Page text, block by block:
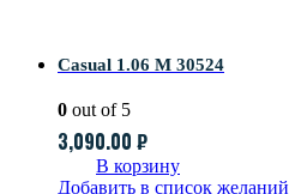
Casual 1.06 M 30524
0 out of 5
3,090.00 ₽
В корзину
Добавить в список желаний